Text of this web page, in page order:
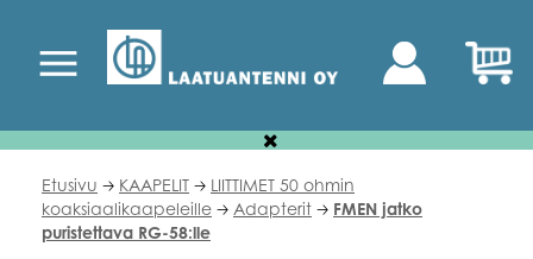
Etusivu 🡢 KAAPELIT 🡢 LIITTIMET 50 ohmin
koaksiaalikaapeleille 🡢 Adapterit 🡢 FMEN jatko
puristettava RG-58:lle